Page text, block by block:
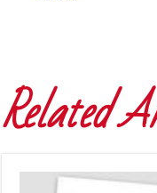
Related